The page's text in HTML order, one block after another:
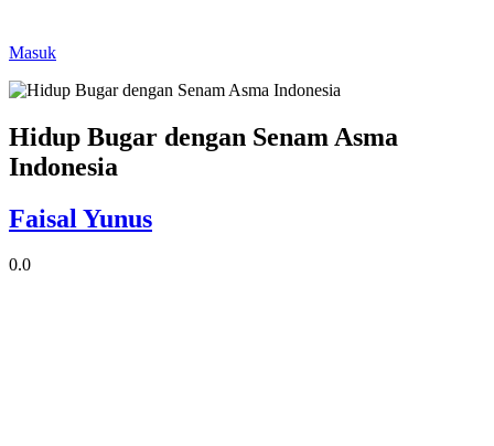
Masuk
Hidup Bugar dengan Senam Asma
Indonesia
Faisal Yunus
0.0